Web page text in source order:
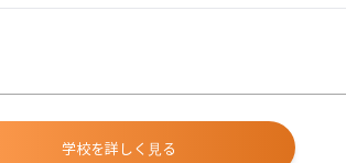
学校を詳しく見る